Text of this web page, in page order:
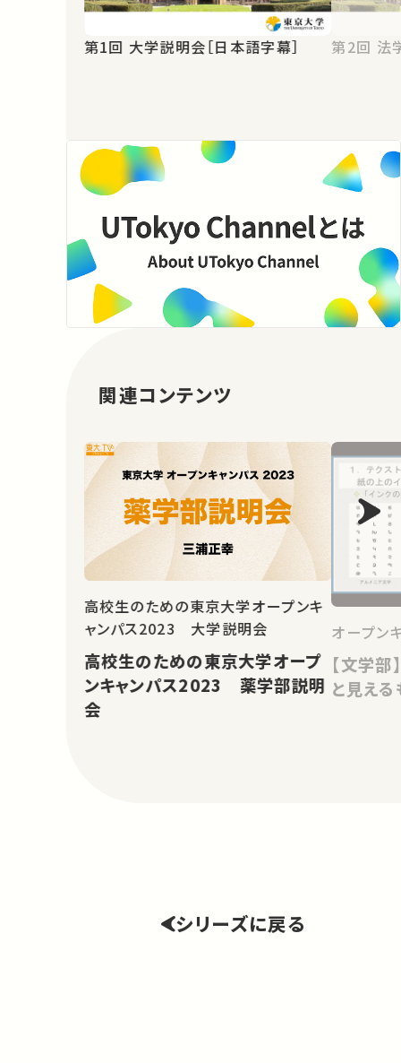
第1回 大学説明会［日本語字幕］ 第2
関連コンテンツ
高校生のための東京大学オープンキ
ャンパス2023 大学説明会
高校生のための東京大学オープ
ンキャンパス2023 薬学部説明
会
オープン
【文学部
と見え
シリーズに戻る